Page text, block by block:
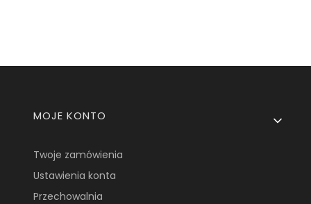
Linki w stopce
MOJE KONTO
Twoje zamówienia
Ustawienia konta
Przechowalnia